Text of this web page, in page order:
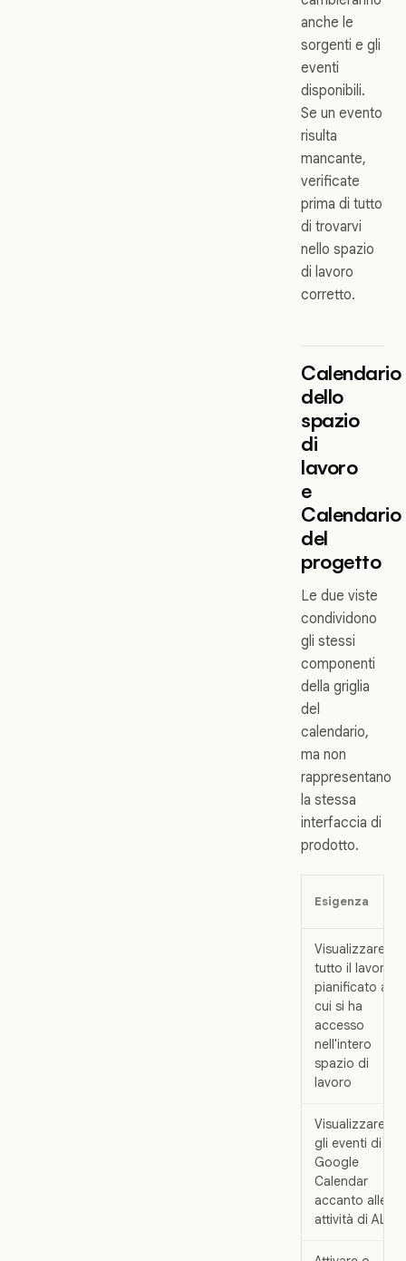
anche le
sorgenti e gli
eventi
disponibili.
Se un evento
risulta
mancante,
verificate
prima di tutto
di trovarvi
nello spazio
di lavoro
corretto.
Calendario
dello
spazio
di
lavoro
e
Calendario
del
progetto
Le due viste
condividono
gli stessi
componenti
della griglia
del
calendario,
ma non
rappresentano
la stessa
interfaccia di
prodotto.
Esigenza
Visualizzare
tutto il lavoro
pianificato a
cui si ha
accesso
nell'intero
spazio di
lavoro
Visualizzare
gli eventi di
Google
Calendar
accanto alle
attività di ALLO